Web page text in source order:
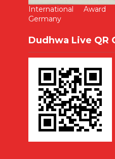
International
Germany
Dudhwa Live QR